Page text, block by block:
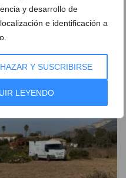
y desarrollo de
e identificación a
Y SUSCRIBIRSE
LEYENDO
Xàbia: vecinos
en la senda